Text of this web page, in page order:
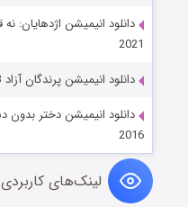
2021
دانلود انیمیشن پرندگان آزاد Free Birds 2013
2016
لینک‌های کاربردی